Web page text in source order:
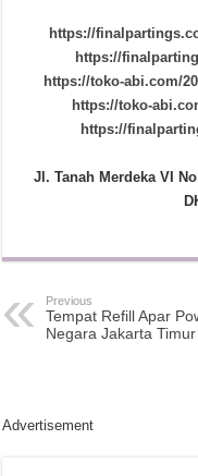
https://
https://
https://toko-abi.com/
https://toko-
https://
Jl. Tanah Merdeka VI
Previous
Tempat Refill Apar
Negara Jakarta Timur
Advertisement